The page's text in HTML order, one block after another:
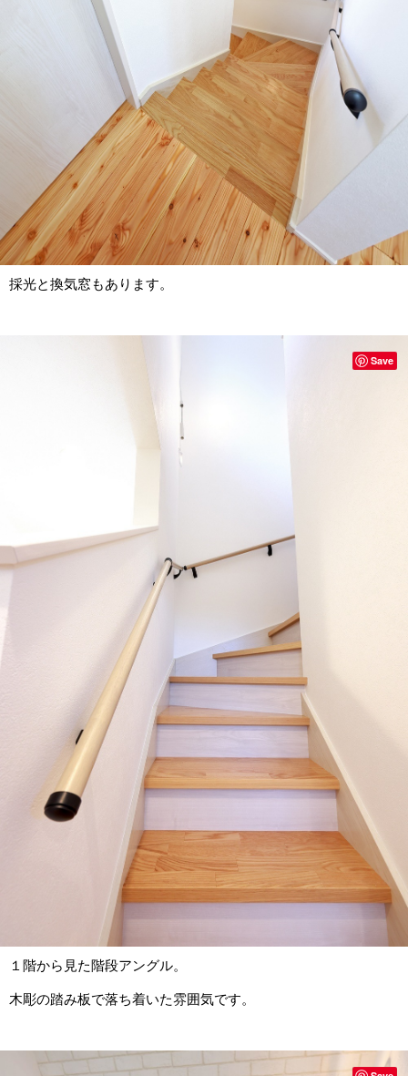
採光と換気窓もあります。
１階から見た階段アングル。
木彫の踏み板で落ち着いた雰囲気です。
Save